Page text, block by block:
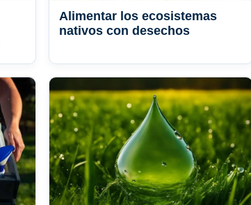
Alimentar los ecosistemas
nativos con desechos